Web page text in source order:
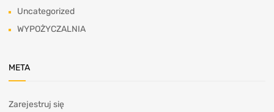
Uncategorized
WYPOŻYCZALNIA
META
Zarejestruj się